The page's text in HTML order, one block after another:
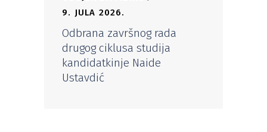
9. JULA 2026.
Odbrana završnog rada
drugog ciklusa studija
kandidatkinje Naide
Ustavdić